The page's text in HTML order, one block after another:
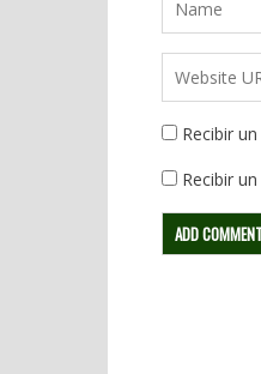
Recibir
Recibir